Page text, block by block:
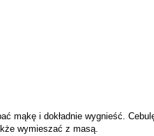
mąkę i dokładnie wygnieść.
wymieszać z masą.